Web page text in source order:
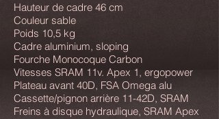
Hauteur de cadre 46 cm
Couleur sable
Poids 10,5 kg
Cadre aluminium, sloping
Fourche Monocoque Carbon
Vitesses SRAM 11v. Apex 1, ergopower
Plateau avant 40D, FSA Omega alu
Cassette/pignon arrière 11-42D, SRAM
Freins à disque hydraulique, SRAM Apex